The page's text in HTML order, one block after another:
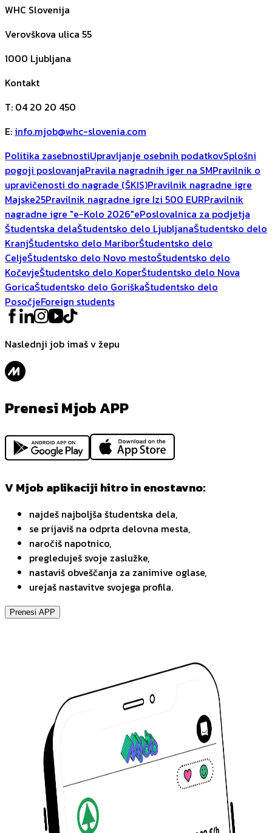
WHC Slovenija
Verovškova ulica 55
1000 Ljubljana
Kontakt
T: 04 20 20 450
E: info.mjob@whc-slovenia.com
Politika zasebnostiUpravljanje osebnih podatkovSplošni
pogoji poslovanjaPravila nagradnih iger na SMPravilnik o
upravičenosti do nagrade (ŠKIS)Pravilnik nagradne igre
Majske25Pravilnik nagradne igre Izi 500 EURPravilnik
nagradne igre "e-Kolo 2026"ePoslovalnica za podjetja
Študentska delaŠtudentsko delo LjubljanaŠtudentsko delo
KranjŠtudentsko delo MariborŠtudentsko delo
CeljeŠtudentsko delo Novo mestoŠtudentsko delo
KočevjeŠtudentsko delo KoperŠtudentsko delo Nova
GoricaŠtudentsko delo GoriškaŠtudentsko delo
PosočjeForeign students
Naslednji job imaš v žepu
Prenesi Mjob APP
V Mjob aplikaciji hitro in enostavno:
najdeš najboljša študentska dela,
se prijaviš na odprta delovna mesta,
naročiš napotnico,
pregleduješ svoje zaslužke,
nastaviš obveščanja za zanimive oglase,
urejaš nastavitve svojega profila.
Prenesi APP